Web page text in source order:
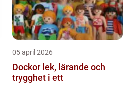
05 april 2026
Dockor lek, lärande och
trygghet i ett